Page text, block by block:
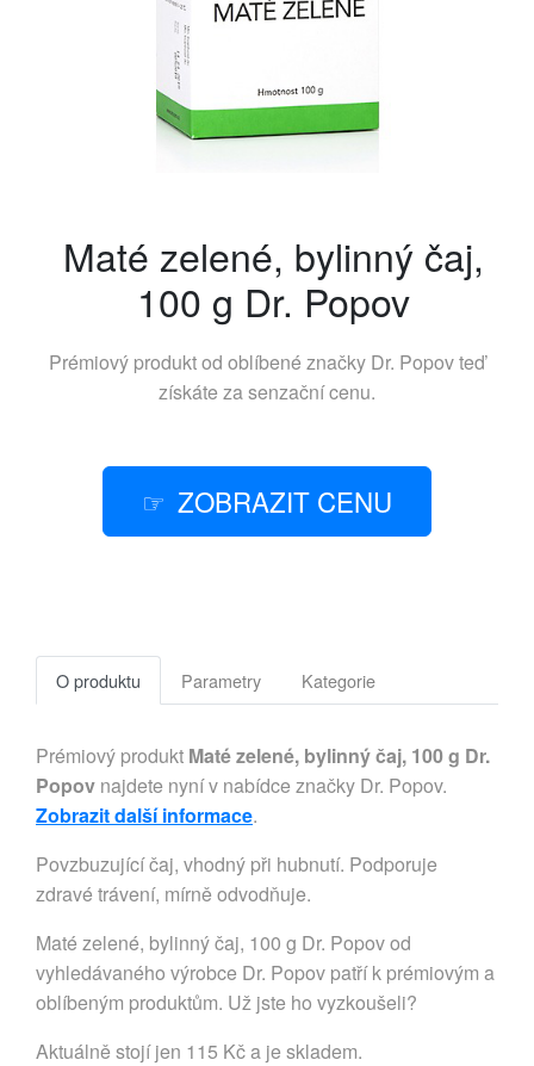
Maté zelené, bylinný čaj,
100 g Dr. Popov
Prémiový produkt od oblíbené značky Dr. Popovteď
získáte za senzační cenu.
ZOBRAZIT CENU
O produktu Parametry Kategorie
Prémiový produkt Maté zelené, bylinný čaj, 100 g Dr.
Popov najdete nyní v nabídce značky Dr. Popov.
Zobrazit další informace.
Povzbuzující čaj, vhodný při hubnutí. Podporuje
zdravé trávení, mírně odvodňuje.
Maté zelené, bylinný čaj, 100 g Dr. Popov od
vyhledávaného výrobce Dr. Popov patří k prémiovým a
oblíbeným produktům. Už jste ho vyzkoušeli?
Aktuálně stojí jen 115 Kč a je skladem.